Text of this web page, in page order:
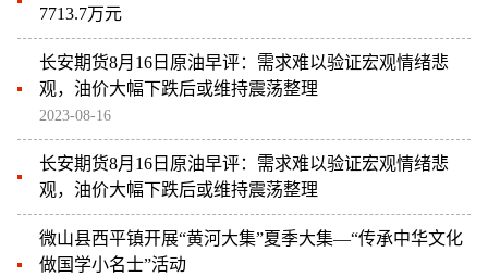
7713.7万元
长安期货8月16日原油早评：需求难以验证宏观情绪悲
观，油价大幅下跌后或维持震荡整理
2023-08-16
长安期货8月16日原油早评：需求难以验证宏观情绪悲
观，油价大幅下跌后或维持震荡整理
微山县西平镇开展“黄河大集”夏季大集—“传承中华文化
做国学小名士”活动